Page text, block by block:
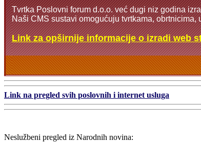
Tvrtka Poslovni forum d.o.o. već dugi niz godina
Naši CMS sustavi omogućuju tvrtkama,
Link za opširnije informacije o izradi web
Link na pregled svih poslovnih i internet usluga
Neslužbeni pregled iz Narodnih novina: